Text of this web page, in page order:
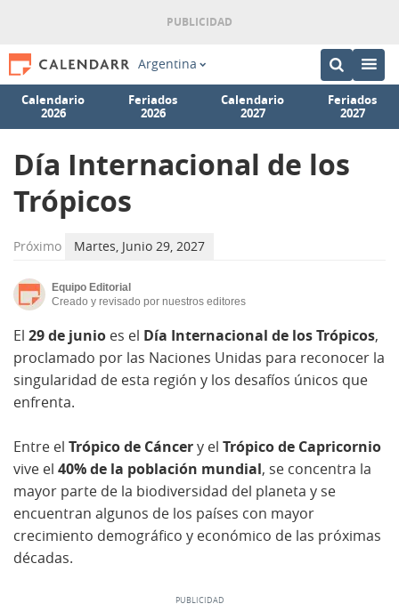
Argentina
Calendario
2026
Feriados
2026
Calendario
2027
Feriados
2027
Día Internacional de los
Trópicos
Próximo Martes, Junio 29, 2027
Equipo Editorial
Creado y revisado por nuestros editores
El 29 de junio es el Día Internacional de los Trópicos,
proclamado por las Naciones Unidas para reconocer la
singularidad de esta región y los desafíos únicos que
enfrenta.
Entre el Trópico de Cáncery el Trópico de Capricornio
vive el 40% de la población mundial, se concentra la
mayor parte de la biodiversidad del planeta y se
encuentran algunos de los países con mayor
crecimiento demográfico y económico de las próximas
décadas.